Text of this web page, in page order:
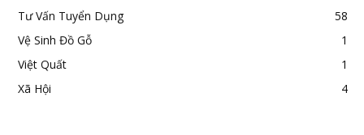
Tư Vấn Tuyển Dụng
58
Vệ Sinh Đồ Gỗ
1
Việt Quất
1
Xã Hội
4